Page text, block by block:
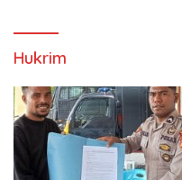
Hukrim